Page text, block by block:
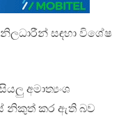
සඳහා විශේෂ
අමාත්‍යංශ
නිකුත් කර ඇති බව